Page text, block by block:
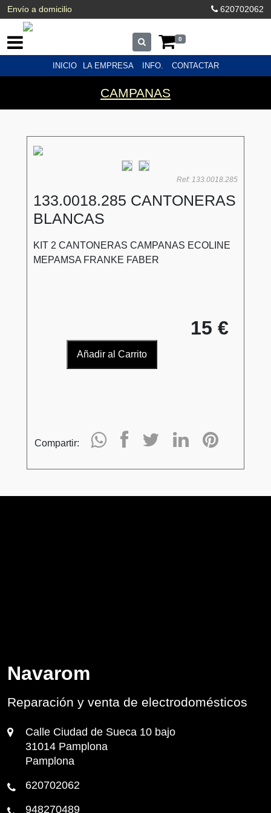
Envío a domicilio 620702062
0
INICIO LA EMPRESA INFO. CONTACTAR
CAMPANAS
Ref: 133.0018.285
133.0018.285 CANTONERAS
BLANCAS
KIT 2 CANTONERAS CAMPANAS ECOLINE
MEPAMSA FRANKE FABER
15 €
Añadir al Carrito
Compartir:
Navarom
Reparación y venta de electrodomésticos
Calle Ciudad de Sueca 10 bajo
31014 Pamplona
Pamplona
620702062
948270489